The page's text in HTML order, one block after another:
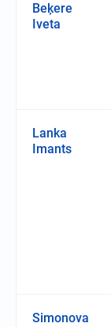
Beķere
Iveta
Lanka
Imants
Simonova